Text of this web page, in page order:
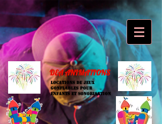
DEA ANIMATIONS
LOCATIONS DE JEUX
GONFLABLES POUR
ENFANTS et sonorisation